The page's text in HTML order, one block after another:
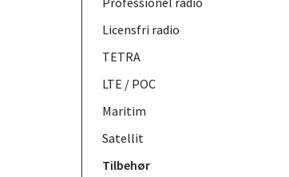
Licensfri radio
TETRA
LTE / POC
Maritim
Satellit
Tilbehør